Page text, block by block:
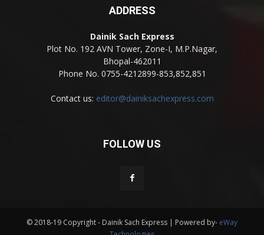
ADDRESS
Dainik Sach Express
Plot No. 192 AVN Tower, Zone-I, M.P.Nagar,
Bhopal-462011
Phone No. 0755-4212899-853,852,851
Contact us: editor@dainiksachexpress.com
FOLLOW US
© 2018-19 Copyright - Dainik Sach Express | Powered by- eWay